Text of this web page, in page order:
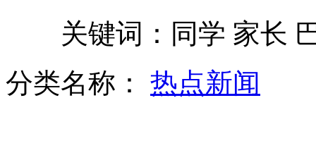
莫言获得约合750万人民币奖金
《新闻联播》插播莫言获奖
关键词：同学 家长
分类名称： 热点新闻